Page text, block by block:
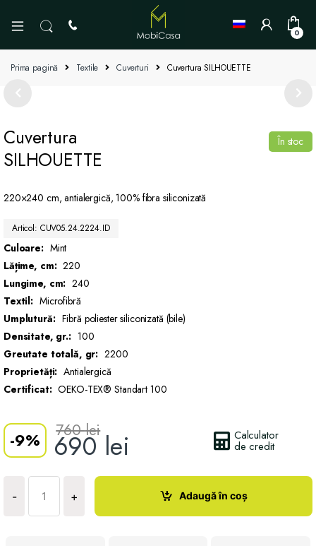
0
Prima pagină Textile Cuverturi Cuvertura SILHOUETTE
Cuvertura
SILHOUETTE
220×240 cm, antialergică, 100% fibra siliconizată
Articol: CUV05.24.2224.ID
Culoare: Mint
Lățime, cm: 220
Lungime, cm: 240
Textil: Microfibră
Umplutură: Fibră poliester siliconizată (bile)
Densitate, gr.: 100
Greutate totală, gr: 2200
Proprietăți: Antialergică
Certificat: OEKO-TEX® Standart 100
-9% 690 lei
760lei Calculator
de credit
În stoc
-
Cantitate
Cuvertura+ Adaugă în coș